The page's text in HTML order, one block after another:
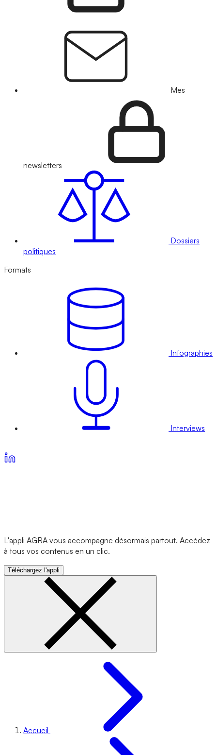
Mes
newsletters
Dossiers
politiques
Formats
Infographies
Interviews
L'appli AGRA vous accompagne désormais partout. Accédez
à tous vos contenus en un clic.
Téléchargez l'appli
Accueil